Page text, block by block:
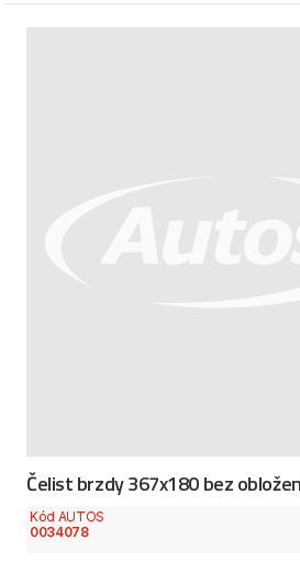
Čelist brzdy 367x180 bez
Kód AUTOS
0034078